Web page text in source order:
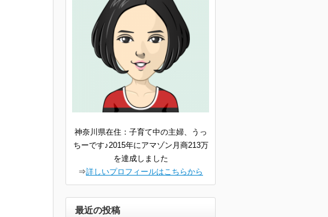
神奈川県在住：子育て中の主婦、うっ
ちーです♪2015年にアマゾン月商213万
を達成しました
⇒詳しいプロフィールはこちらから
最近の投稿